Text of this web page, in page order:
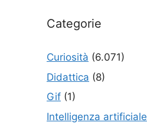
Categorie
Curiosità (6.071)
Didattica (8)
Gif (1)
Intelligenza artificiale